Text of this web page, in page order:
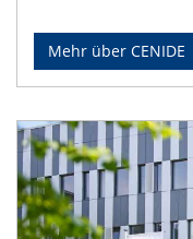
Mehr über CENIDE